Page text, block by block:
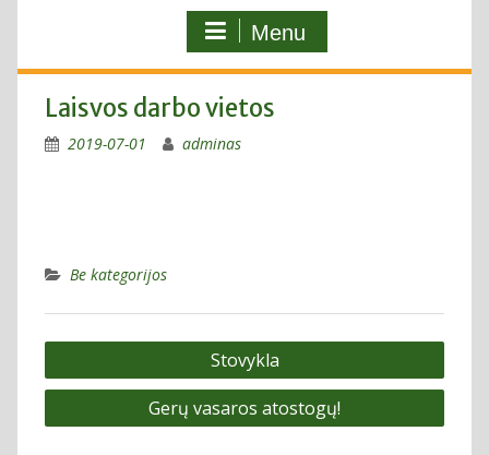
Menu
Laisvos darbo vietos
2019-07-01 adminas
Be kategorijos
Navigacija
tarp
Stovykla
Gerų vasaros atostogų!